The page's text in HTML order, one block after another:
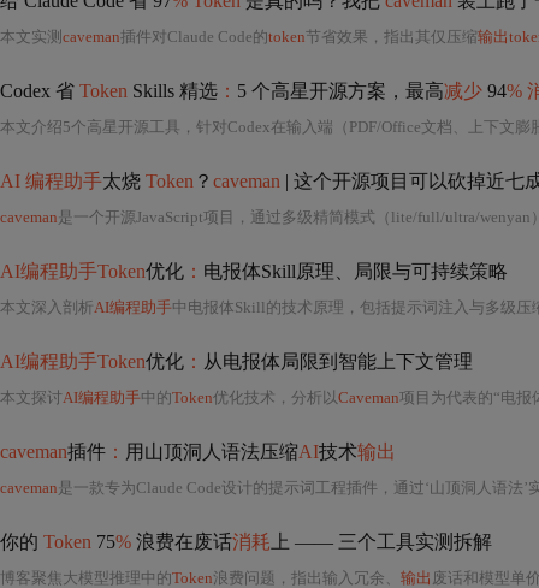
本文实测 caveman插件对Claude Code的token节省效果，指出其仅压缩输出
Codex 省 Token Skills 精选 ： 5 个高星开源方案，最高减少 94%
本文介绍5个高星开源工具，针对Codex在输入端（PDF/Office文档、上下文膨
AI 编程助手太烧 Token ？ caveman | 这个开源项目可以砍掉近七
caveman是一个开源JavaScript项目，通过多级精简模式（lite/full/ultra/wenyan
AI编程助手Token优化 ： 电报体Skill原理、局限与可持续策略
本文深入剖析AI编程助手中电报体Skill的技术原理，包括提示词注入与多级压
AI编程助手Token优化 ： 从电报体局限到智能上下文管理
本文探讨AI编程助手中的Token优化技术，分析以Caveman项目为代表的“电报体”压缩方案的局限性，指出其
caveman插件 ： 用山顶洞人语法压缩AI技术输出
caveman是一款专为Claude Code设计的提示词工程插件，通过‘山顶洞人语法’
你的 Token 75% 浪费在废话消耗 上 —— 三个工具实测拆解
博客聚焦大模型推理中的Token浪费问题，指出输入冗余、 输出 废话和模型单价三大